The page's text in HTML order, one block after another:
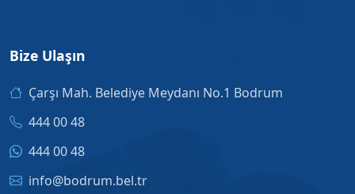
Bize Ulaşın
Çarşı Mah. Belediye Meydanı No.1 Bodrum
444 00 48
444 00 48
info@bodrum.bel.tr